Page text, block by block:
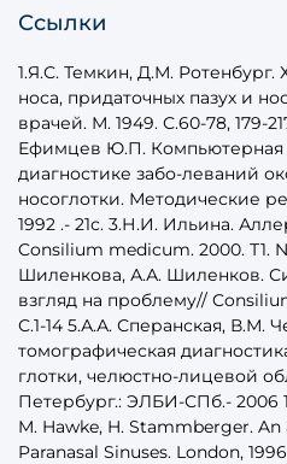
Ссылки
1.Я.С. Темкин, Д.М.
носа, придаточных пазух и
врачей. М. 1949. С.60-78, 179-
Ефимцев Ю.П. Компьютерная
диагностике забо-леваний
носоглотки. Методические
1992 .- 21с. 3.Н.И. Ильина.
Consilium medicum. 2000. Т1.
Шиленкова, А.А. Шиленков.
взгляд на проблему//
С.1-14 5.А.А. Сперанская,
томографическая
глотки, челюстно-лицевой
Петербург.: ЭЛБИ-СПб.- 2006
M. Hawke, H. Stammberger.
Paranasal Sinuses. London,